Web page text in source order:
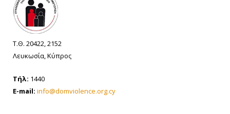
Τ.Θ. 20422, 2152
Λευκωσία, Κύπρος
Τήλ: 1440
E-mail: info@domviolence.org.cy